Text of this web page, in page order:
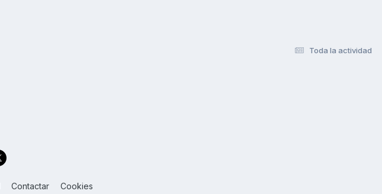
Toda la actividad
Contactar Cookies